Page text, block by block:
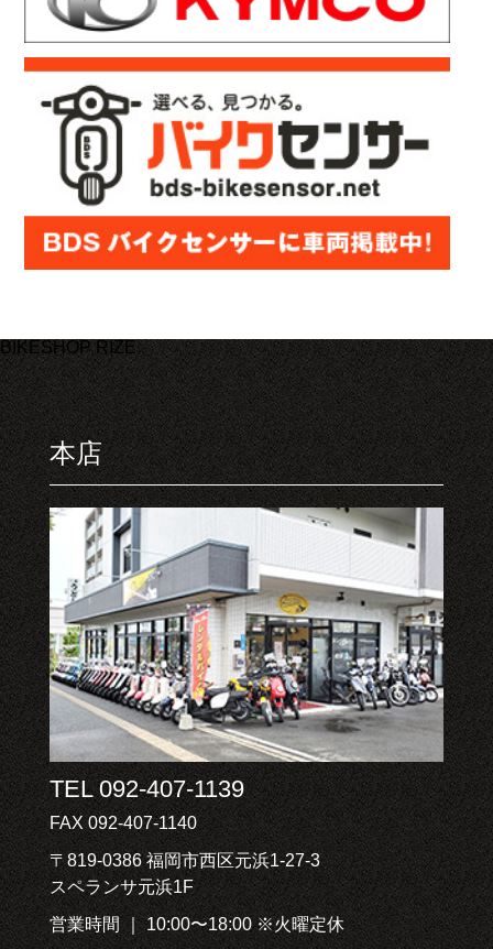
BIKESHOP RIZE
本店
TEL 092-407-1139
FAX 092-407-1140
〒819-0386 福岡市西区元浜1-27-3
スペランサ元浜1F
営業時間 ｜ 10:00〜18:00 ※火曜定休